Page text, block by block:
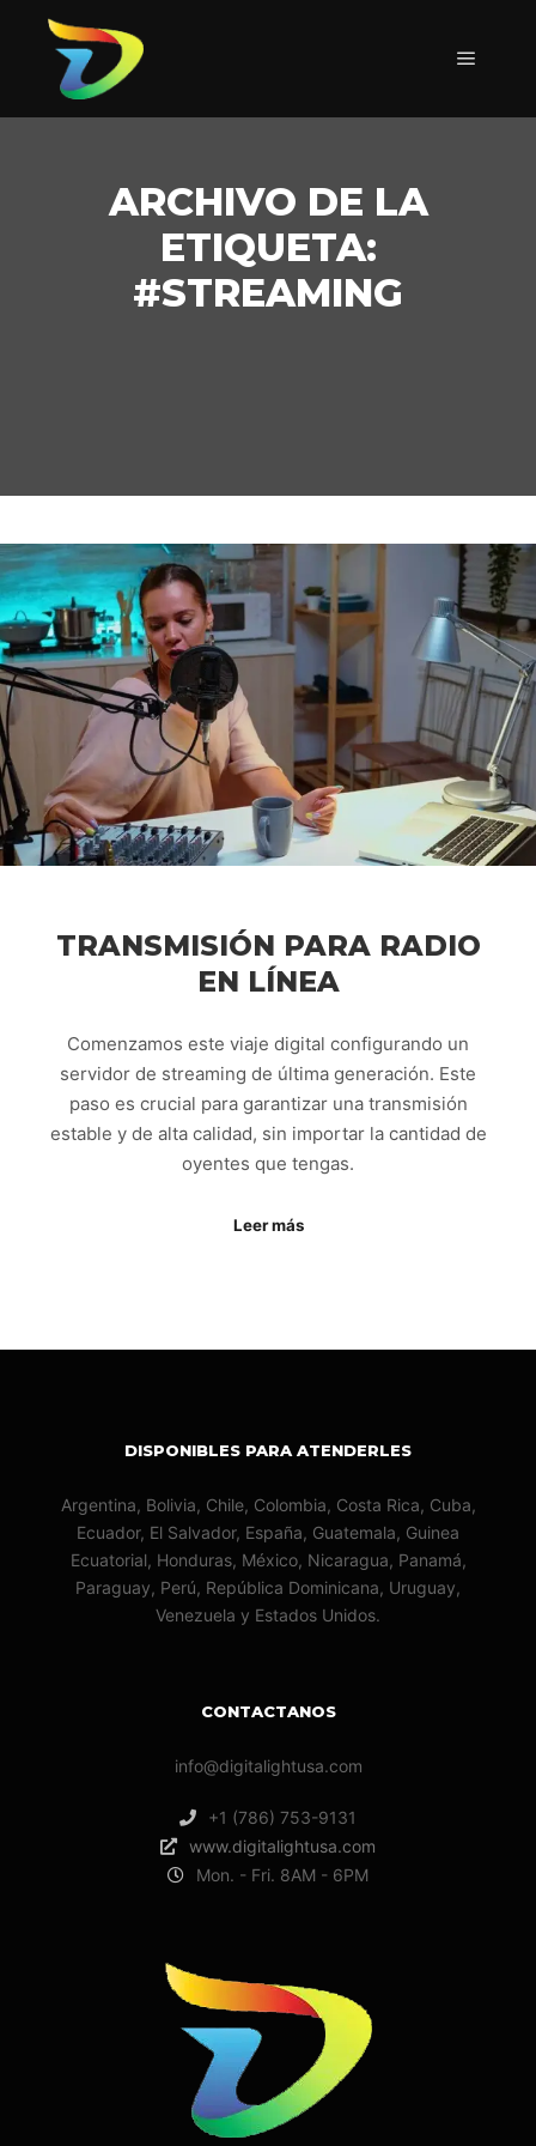
ARCHIVO DE LA
ETIQUETA:
#STREAMING
TRANSMISIÓN PARA RADIO
EN LÍNEA
Comenzamos este viaje digital configurando un
servidor de streaming de última generación. Este
paso es crucial para garantizar una transmisión
estable y de alta calidad, sin importar la cantidad de
oyentes que tengas.
Leer más
DISPONIBLES PARA ATENDERLES
Argentina, Bolivia, Chile, Colombia, Costa Rica, Cuba,
Ecuador, El Salvador, España, Guatemala, Guinea
Ecuatorial, Honduras, México, Nicaragua, Panamá,
Paraguay, Perú, República Dominicana, Uruguay,
Venezuela y Estados Unidos.
CONTACTANOS
info@digitalightusa.com
+1 (786) 753-9131
www.digitalightusa.com
Mon. - Fri. 8AM - 6PM